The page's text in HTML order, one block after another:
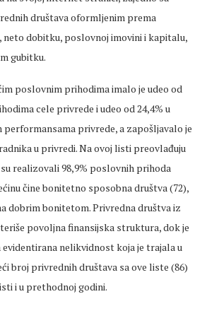
društava oformljenim prema
dobitku, poslovnoj imovini i kapitalu,
gubitku.
poslovnim prihodima imalo je udeo od
cele privrede i udeo od 24,4% u
privrede, a zapošljavalo je
u privredi. Na ovoj listi preovlađuju
realizovali 98,9% poslovnih prihoda
čine bonitetno sposobna društva (72),
dobrim bonitetom. Privredna društva iz
povoljna finansijska struktura, dok je
nelikvidnost koja je trajala u
broj privrednih društava sa ove liste (86)
i u prethodnoj godini.